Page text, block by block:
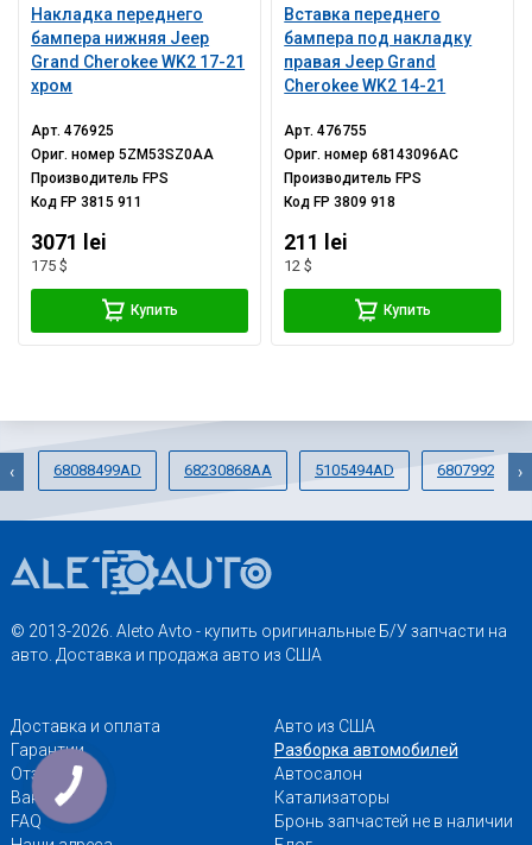
Накладка переднего
бампера нижняя Jeep
Grand Cherokee WK2 17-21
хром
Арт.476925
Ориг. номер5ZM53SZ0AA
Производитель FPS
Код FP 3815 911
3071 lei
175 $
Купить
Вставка переднего
бампера под накладку
правая Jeep Grand
Cherokee WK2 14-21
Арт.476755
Ориг. номер68143096AC
Производитель FPS
Код FP 3809 918
211 lei
12 $
Купить
68088499AD 68230868AA 5105494AD 68079924AA
‹ ›
© 2013-2026. Aleto Avto - купить оригинальные Б/У запчасти на
авто. Доставка и продажа авто из США
Доставка и оплата
Гарантии
Отзывы
Вакансии
FAQ
Авто из США
Разборка автомобилей
Автосалон
Катализаторы
Бронь запчастей не в наличии